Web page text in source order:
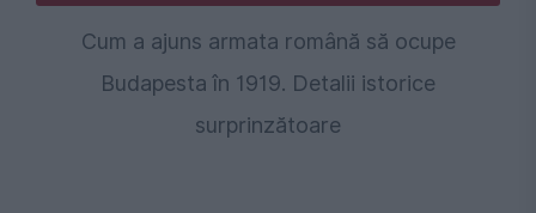
Cum a ajuns armata română să ocupe
Budapesta în 1919. Detalii istorice
surprinzătoare